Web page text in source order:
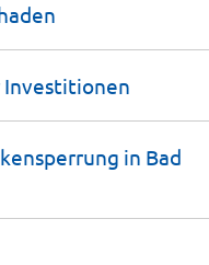
Investitionen
in Bad